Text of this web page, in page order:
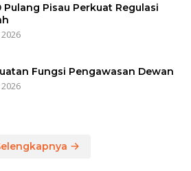
Pulang Pisau Perkuat Regulasi
Fungsi Pengawasan Dewan